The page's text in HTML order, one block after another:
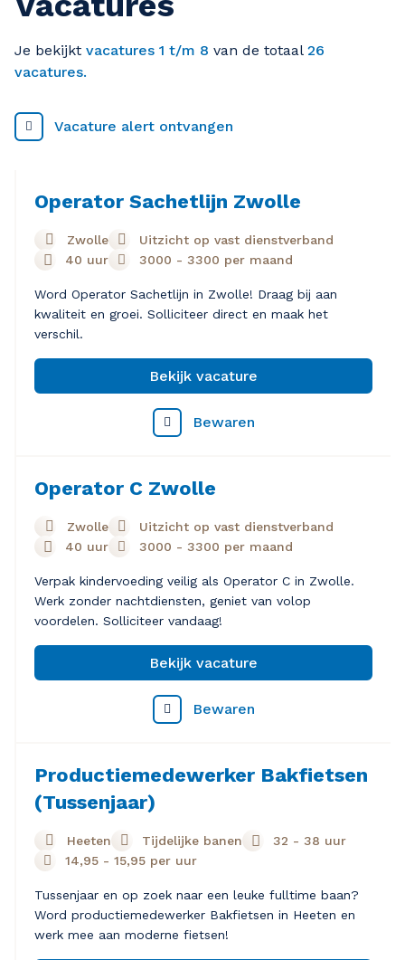
Je bekijkt vacatures 1 t/m 8 van de totaal 26
vacatures.
Vacature alert ontvangen
Operator Sachetlijn Zwolle
Zwolle
Uitzicht op vast dienstverband
40 uur
3000 - 3300 per maand
Word Operator Sachetlijn in Zwolle! Draag bij aan
kwaliteit en groei. Solliciteer direct en maak het
verschil.
Bekijk vacature
Bewaren
Operator C Zwolle
Zwolle
Uitzicht op vast dienstverband
40 uur
3000 - 3300 per maand
Verpak kindervoeding veilig als Operator C in Zwolle.
Werk zonder nachtdiensten, geniet van volop
voordelen. Solliciteer vandaag!
Bekijk vacature
Bewaren
Productiemedewerker Bakfietsen
(Tussenjaar)
Heeten Tijdelijke banen
32 - 38 uur
14,95 - 15,95 per uur
Tussenjaar en op zoek naar een leuke fulltime baan?
Word productiemedewerker Bakfietsen in Heeten en
werk mee aan moderne fietsen!